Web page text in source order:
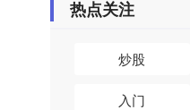
热点关注
炒股
入门